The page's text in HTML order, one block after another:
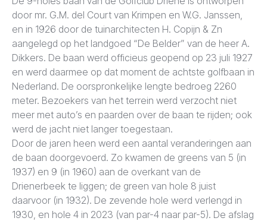
door mr. G.M. del Court van Krimpen en W.G. Janssen,
en in 1926 door de tuinarchitecten H. Copijn & Zn
aangelegd op het landgoed “De Belder” van de heer A.
Dikkers. De baan werd officieus geopend op 23 juli 1927
en werd daarmee op dat moment de achtste golfbaan in
Nederland. De oorspronkelijke lengte bedroeg 2260
meter. Bezoekers van het terrein werd verzocht niet
meer met auto’s en paarden over de baan te rijden; ook
werd de jacht niet langer toegestaan.
Door de jaren heen werd een aantal veranderingen aan
de baan doorgevoerd. Zo kwamen de greens van 5 (in
1937) en 9 (in 1960) aan de overkant van de
Drienerbeek te liggen; de green van hole 8 juist
daarvoor (in 1932). De zevende hole werd verlengd in
1930, en hole 4 in 2023 (van par-4 naar par-5). De afslag